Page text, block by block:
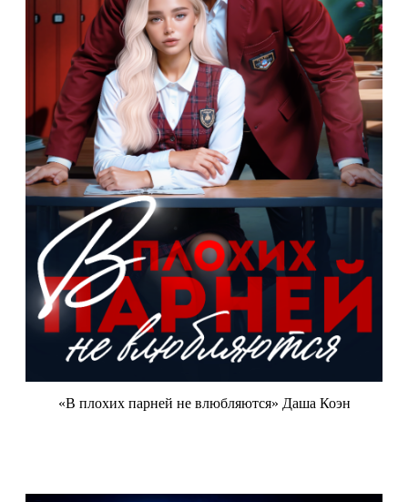
«В плохих парней не влюбляются» Даша Коэн